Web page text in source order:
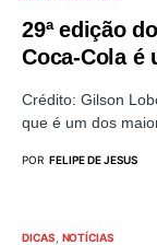
29ª edição
Coca-Cola é
Crédito: Gilson
que é um dos
POR FELIPE DE JESUS
DICAS NOTÍCIAS